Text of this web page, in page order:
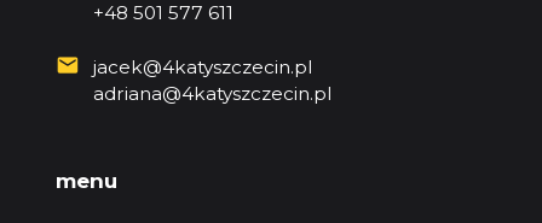
+48 501 577 611
jacek@4katyszczecin.pl
adriana@4katyszczecin.pl
menu